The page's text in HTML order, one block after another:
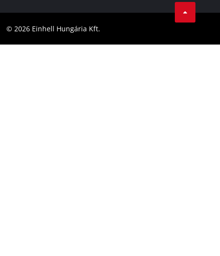
Akadálymentesítési Nyilatkozat
Facebook
© 2026 Einhell Hungária Kft.